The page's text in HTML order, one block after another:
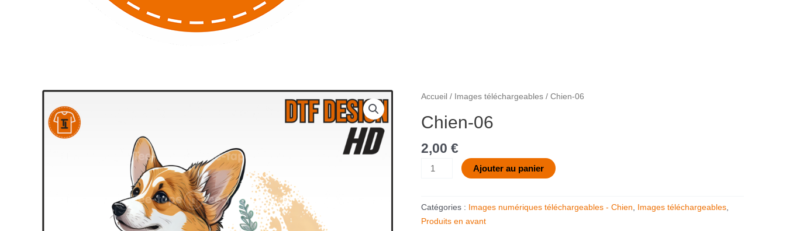
Accueil / Images téléchargeables / Chien-06
Chien-06
2,00 €
quantité
Chien-
Ajouter au panier
Catégories : Images numériques téléchargeables - Chien, Images téléchargeables,
Produits en avant